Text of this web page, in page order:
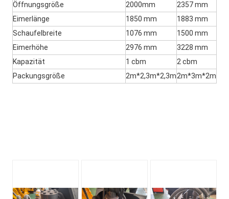
Öffnungsgröße 2000mm
2357 mm
Eimerlänge
1850 mm
1883 mm
Schaufelbreite
1076 mm
1500 mm
Eimerhöhe
2976 mm
3228 mm
Kapazität
1 cbm
2 cbm
Packungsgröße
2m*2,3m*2,3m2m*3m*2m